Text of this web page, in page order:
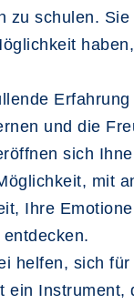
zu schulen.
und die
sich
mit
Ihre
helfen, sich